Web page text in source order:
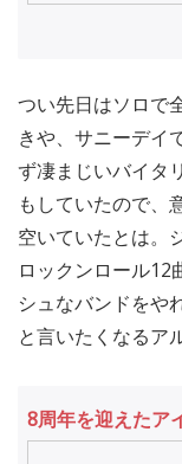
つい先日はソロで
きや、サニーデイ
ず凄まじいバイタ
もしていたので、
空いていたとは。
ロックンロール12
シュなバンドをや
と言いたくなるア
8周年を迎えたア